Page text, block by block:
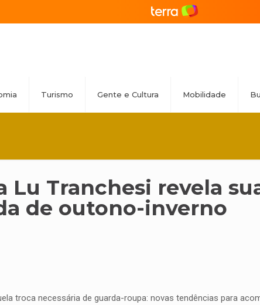
Turismo Gente e Cultura Mobilidade
Lu Tranchesi revela
de outono-inverno
troca necessária de guarda-roupa: novas tendências para